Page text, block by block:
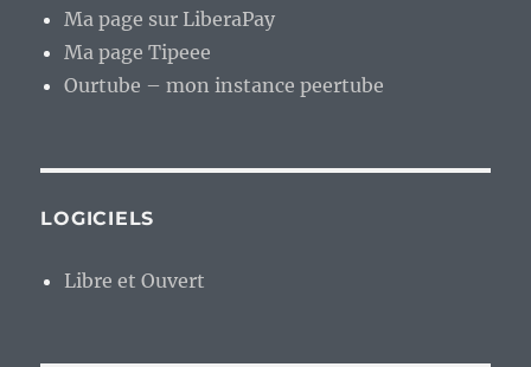
Ma page sur LiberaPay
Ma page Tipeee
Ourtube – mon instance peertube
LOGICIELS
Libre et Ouvert